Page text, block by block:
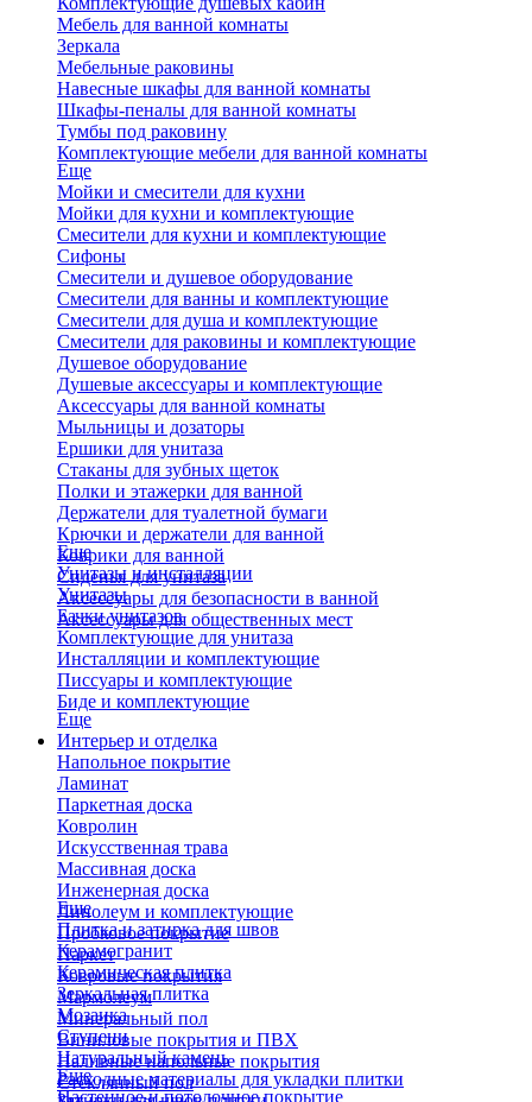
Мебель для ванной комнаты
Зеркала
Мебельные раковины
Навесные шкафы для ванной комнаты
Шкафы-пеналы для ванной комнаты
Тумбы под раковину
Комплектующие мебели для ванной комнаты
Еще
Мойки и смесители для кухни
Мойки для кухни и комплектующие
Смесители для кухни и комплектующие
Сифоны
Смесители и душевое оборудование
Смесители для ванны и комплектующие
Смесители для душа и комплектующие
Смесители для раковины и комплектующие
Душевое оборудование
Душевые аксессуары и комплектующие
Аксессуары для ванной комнаты
Мыльницы и дозаторы
Ершики для унитаза
Стаканы для зубных щеток
Полки и этажерки для ванной
Держатели для туалетной бумаги
Крючки и держатели для ванной
Коврики для ванной
Сиденья для унитаза
Аксессуары для безопасности в ванной
Аксессуары для общественных мест
Еще
Унитазы и инсталляции
Унитазы
Бачки унитазов
Комплектующие для унитаза
Инсталляции и комплектующие
Писсуары и комплектующие
Биде и комплектующие
Еще
Интерьер и отделка
Напольное покрытие
Ламинат
Паркетная доска
Ковролин
Искусственная трава
Массивная доска
Инженерная доска
Линолеум и комплектующие
Пробковое покрытие
Паркет
Ковровые покрытия
Мармолеум
Минеральный пол
Виниловые покрытия и ПВХ
Наливные напольные покрытия
Стеклянный пол
Еще
Плитка и затирка для швов
Керамогранит
Керамическая плитка
Зеркальная плитка
Мозаика
Ступени
Натуральный камень
Расходные материалы для укладки плитки
Еще
Настенное и потолочное покрытие